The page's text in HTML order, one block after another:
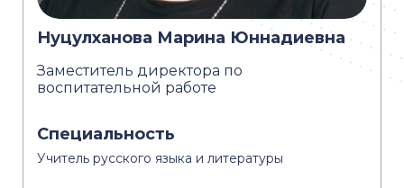
Нуцулханова Марина Юннадиевна
Заместитель директора по
воспитательной работе
Специальность
Учитель русского языка и литературы